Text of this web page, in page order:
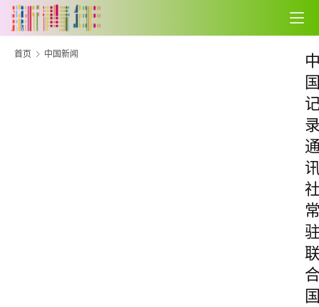
首页 中国新闻